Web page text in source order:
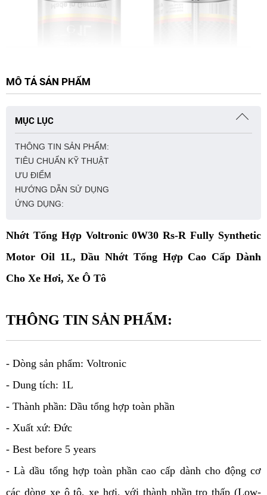
MÔ TẢ SẢN PHẨM
MỤC LỤC
THÔNG TIN SẢN PHẨM:
TIÊU CHUẨN KỸ THUẬT
ƯU ĐIỂM
HƯỚNG DẪN SỬ DỤNG
ỨNG DỤNG:
Nhớt Tổng Hợp Voltronic 0W30 Rs-R Fully Synthetic
Motor Oil 1L, Dầu Nhớt Tổng Hợp Cao Cấp Dành
Cho Xe Hơi, Xe Ô Tô
THÔNG TIN SẢN PHẨM:
- Dòng sản phẩm: Voltronic
- Dung tích: 1L
- Thành phần: Dầu tổng hợp toàn phần
- Xuất xứ: Đức
- Best before 5 years
- Là dầu tổng hợp toàn phần cao cấp dành cho động cơ
các dòng xe ô tô, xe hơi, với thành phần tro thấp (Low-